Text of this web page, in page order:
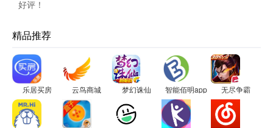
好评！
精品推荐
乐居买房 云鸟商城 梦幻诛仙 智能佰明app 无尽争霸